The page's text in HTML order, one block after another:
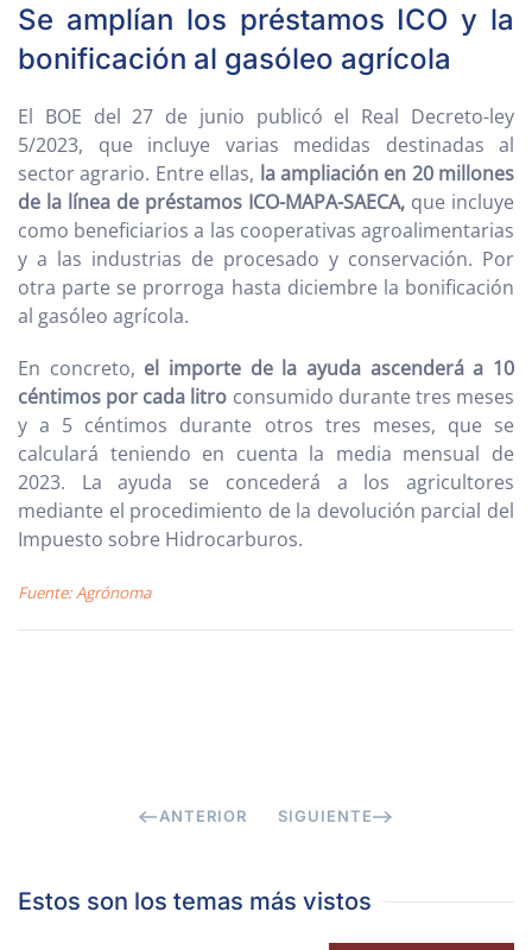
Se amplían los préstamos ICO y la
bonificación al gasóleo agrícola
El BOE del 27 de junio publicó el Real Decreto-ley
5/2023, que incluye varias medidas destinadas al
sector agrario. Entre ellas, la ampliación en 20 millones
de la línea de préstamos ICO-MAPA-SAECA, que incluye
como beneficiarios a las cooperativas agroalimentarias
y a las industrias de procesado y conservación. Por
otra parte se prorroga hasta diciembre la bonificación
al gasóleo agrícola.
En concreto, el importe de la ayuda ascenderá a 10
céntimos por cada litro consumido durante tres meses
y a 5 céntimos durante otros tres meses, que se
calculará teniendo en cuenta la media mensual de
2023. La ayuda se concederá a los agricultores
mediante el procedimiento de la devolución parcial del
Impuesto sobre Hidrocarburos.
Fuente: Agrónoma
ANTERIOR SIGUIENTE
Estos son los temas más vistos